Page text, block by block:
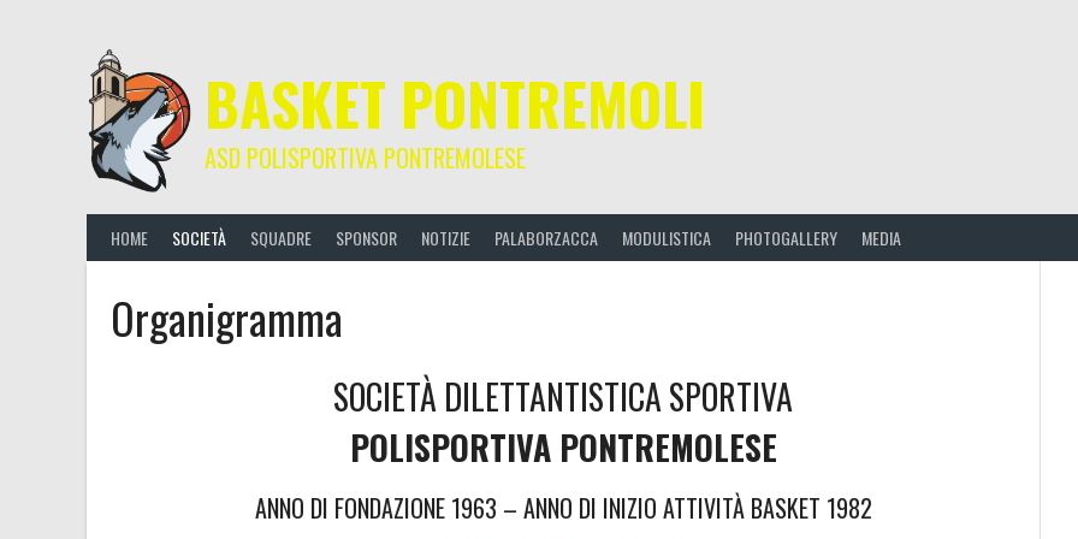
BASKET PONTREMOLI
ASD POLISPORTIVA PONTREMOLESE
HOME SOCIETÀ SQUADRE SPONSOR NOTIZIE PALABORZACCA MODULISTICA PHOTOGALLERY MEDIA
Organigramma
SOCIETÀ DILETTANTISTICA SPORTIVA
POLISPORTIVA PONTREMOLESE
ANNO DI FONDAZIONE 1963 – ANNO DI INIZIO ATTIVITÀ BASKET 1982